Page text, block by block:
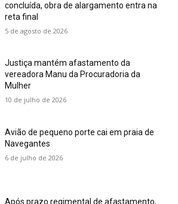
concluída, obra de alargamento entra na
reta final
5 de agosto de 2026
Justiça mantém afastamento da
vereadora Manu da Procuradoria da
Mulher
10 de julho de 2026
Avião de pequeno porte cai em praia de
Navegantes
6 de julho de 2026
Após prazo regimental de afastamento,